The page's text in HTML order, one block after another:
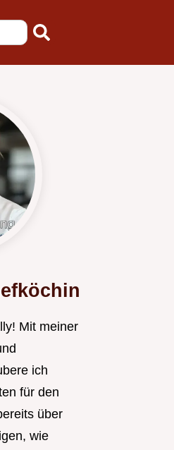
Mit meiner
ich
für den
über
wie